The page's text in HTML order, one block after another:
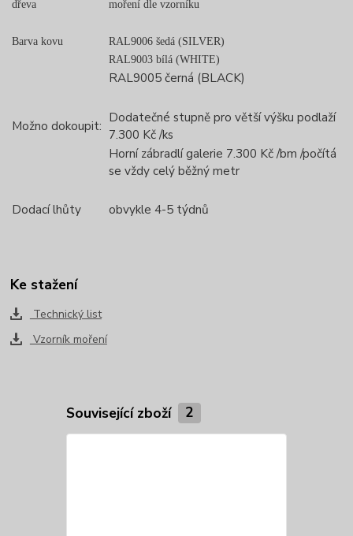
dřeva moření dle vzorníku
Barva kovu
RAL9006 šedá (SILVER)
RAL9003 bílá (WHITE)
RAL9005 černá (BLACK)
Možno dokoupit:
Dodatečné stupně pro větší výšku podlaží
7.300 Kč /ks
Horní zábradlí galerie 7.300 Kč /bm /počítá
se vždy celý běžný metr
Dodací lhůty obvykle 4-5 týdnů
Ke stažení
Technický list
Vzorník moření
Související zboží 2